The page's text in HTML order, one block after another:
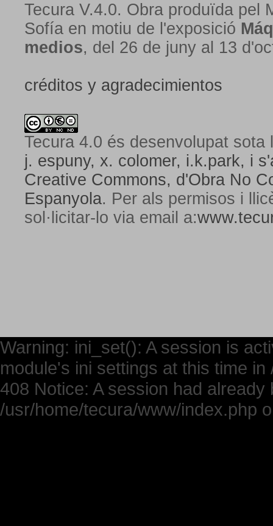
Tecura V.4.0. Obra produïda pel
Sofía en motiu de l'exposició
medios, del 26 de juny al 13
créditos y agradecimientos
Tecura 4.0 és desenvolupat
j. espuny, x. colomer, i.k.park, i
Creative Commons, d'Obra No
Espanyola. Per als permisos i
sol·licitar-lo via email a:
Warning: ini_set(): A session is
module's ini settings at this time
408 Notice: A session had
/usr/home/tecura/www/index.php